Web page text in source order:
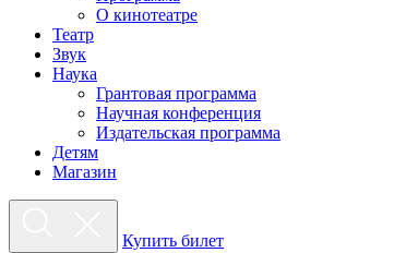
О кинотеатре
Театр
Звук
Наука
Грантовая программа
Научная конференция
Издательская программа
Детям
Магазин
Купить билет